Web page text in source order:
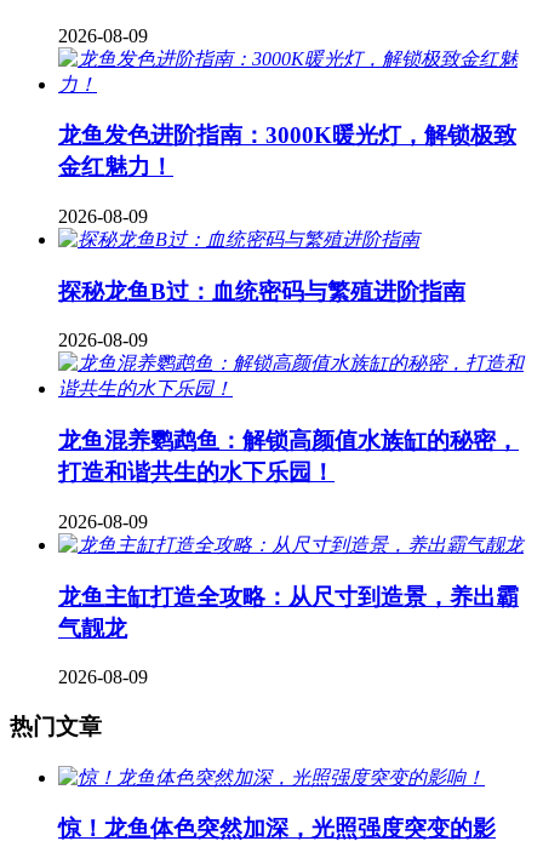
2026-08-09
龙鱼发色进阶指南：3000K暖光灯，解锁极致
金红魅力！
2026-08-09
探秘龙鱼B过：血统密码与繁殖进阶指南
2026-08-09
龙鱼混养鹦鹉鱼：解锁高颜值水族缸的秘密，
打造和谐共生的水下乐园！
2026-08-09
龙鱼主缸打造全攻略：从尺寸到造景，养出霸
气靓龙
2026-08-09
热门文章
惊！龙鱼体色突然加深，光照强度突变的影